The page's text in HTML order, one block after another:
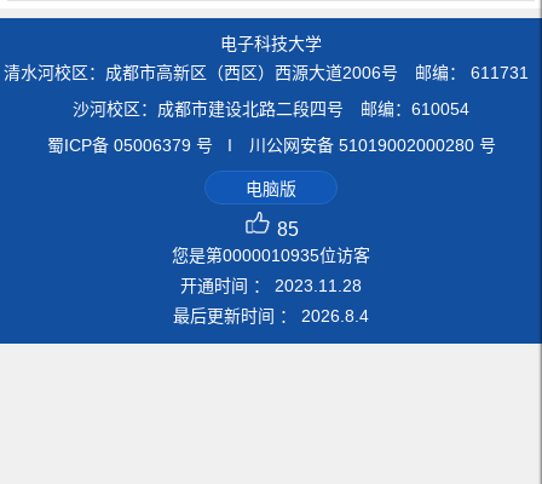
电子科技大学
清水河校区：成都市高新区（西区）西源大道2006号 邮编： 611731
沙河校区：成都市建设北路二段四号 邮编：610054
蜀ICP备 05006379 号 I 川公网安备 51019002000280 号
电脑版
85
您是第0000010935位访客
开通时间 ： 2023 11 28
最后更新时间 ： 2026 8 4